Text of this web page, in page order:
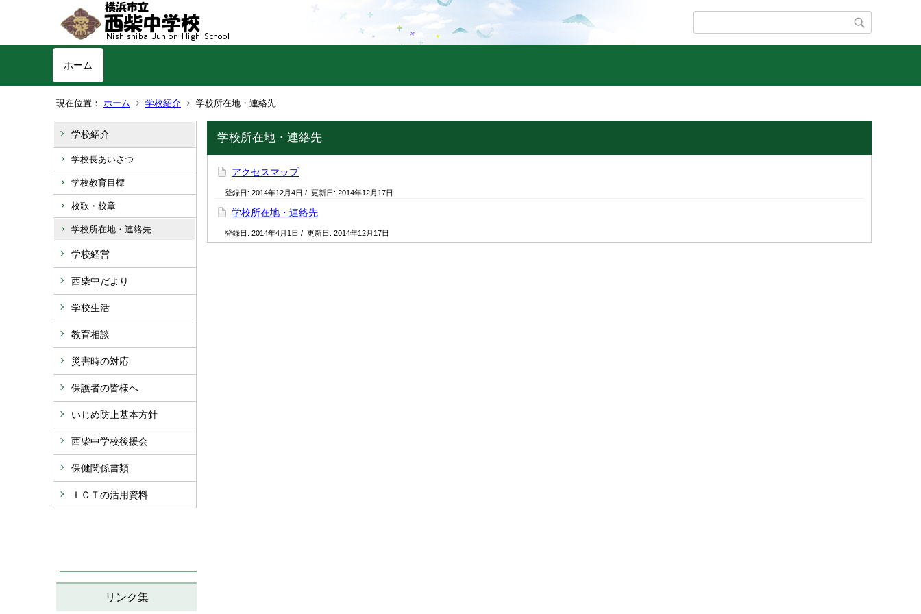
ホーム
現在位置： ホーム 学校紹介 学校所在地・連絡先
学校紹介
学校長あいさつ
学校教育目標
校歌・校章
学校所在地・連絡先
学校経営
西柴中だより
学校生活
教育相談
災害時の対応
保護者の皆様へ
いじめ防止基本方針
西柴中学校後援会
保健関係書類
ＩＣＴの活用資料
リンク集
学校所在地・連絡先
アクセスマップ
登録日: 2014年12月4日 / 更新日: 2014年12月17日
学校所在地・連絡先
登録日: 2014年4月1日 / 更新日: 2014年12月17日